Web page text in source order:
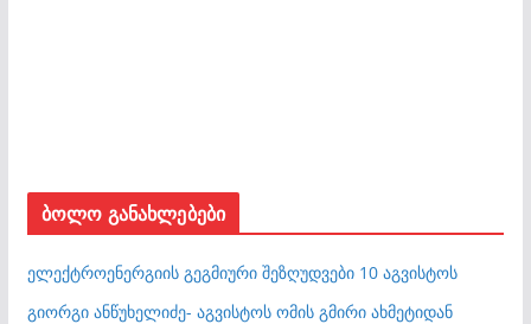
ბოლო განახლებები
ელექტროენერგიის გეგმიური შეზღუდვები 10 აგვისტოს
გიორგი ანწუხელიძე- აგვისტოს ომის გმირი ახმეტიდან